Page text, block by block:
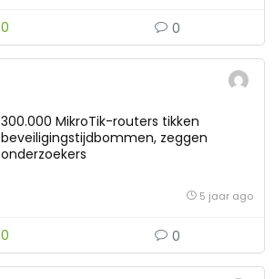
0 0
300.000 MikroTik-routers tikken
beveiligingstijdbommen, zeggen
onderzoekers
5 jaar ago
0 0